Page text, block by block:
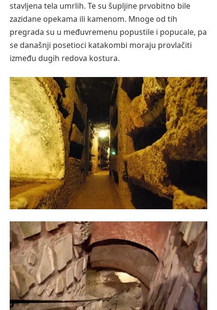
stavljena tela umrlih. Te su šupljine prvobitno bile
zazidane opekama ili kamenom. Mnoge od tih
pregrada su u međuvremenu popustile i popucale, pa
se današnji posetioci katakombi moraju provlačiti
između dugih redova kostura.